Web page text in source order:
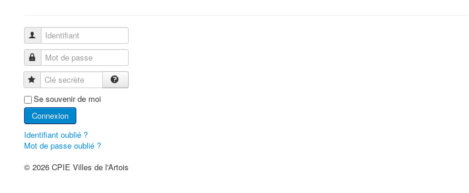
Identifiant
Mot de passe
Clé secrète
Se souvenir de moi
Connexion
Identifiant oublié ?
Mot de passe oublié ?
© 2026 CPIE Villes de l'Artois